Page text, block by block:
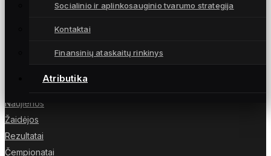
Socialinio ir aplinkosauginio tvarumo strategija
Kontaktai
Finansinių ataskaitų rinkinys
Atributika
Lietuvos čempionės iš Šiaulių, atstovaujančios
NUORODOS
Naujienos
Žaidėjos
Rezultatai
Čempionatai